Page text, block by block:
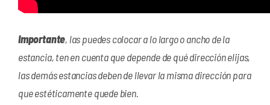
Importante, las puedes colocar a lo largo o ancho de la
estancia, ten en cuenta que depende de qué dirección elijas,
las demás estancias deben de llevar la misma dirección para
que estéticamente quede bien.